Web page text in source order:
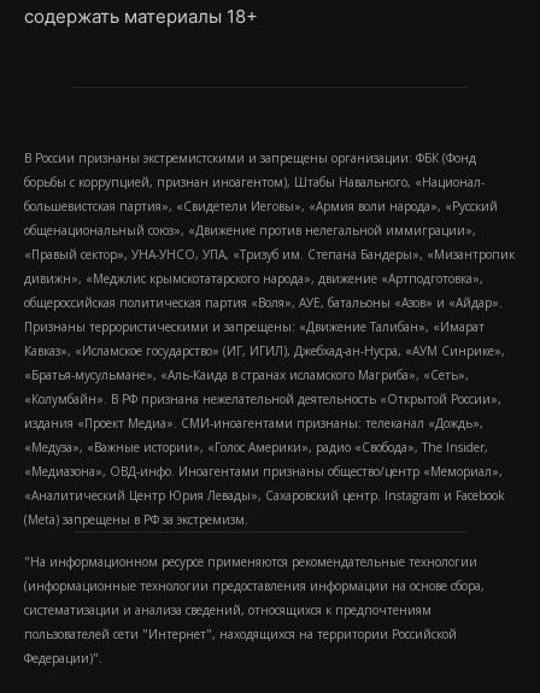
содержать материалы 18+
В России признаны экстремистскими и запрещены организации: ФБК (Фонд
борьбы с коррупцией, признан иноагентом), Штабы Навального, «Национал-
большевистская партия», «Свидетели Иеговы», «Армия воли народа», «Русский
общенациональный союз», «Движение против нелегальной иммиграции»,
«Правый сектор», УНА-УНСО, УПА, «Тризуб им. Степана Бандеры», «Мизантропик
дивижн», «Меджлис крымскотатарского народа», движение «Артподготовка»,
общероссийская политическая партия «Воля», АУЕ, батальоны «Азов» и «Айдар».
Признаны террористическими и запрещены: «Движение Талибан», «Имарат
Кавказ», «Исламское государство» (ИГ, ИГИЛ), Джебхад-ан-Нусра, «АУМ Синрике»,
«Братья-мусульмане», «Аль-Каида в странах исламского Магриба», «Сеть»,
«Колумбайн». В РФ признана нежелательной деятельность «Открытой России»,
издания «Проект Медиа». СМИ-иноагентами признаны: телеканал «Дождь»,
«Медуза», «Важные истории», «Голос Америки», радио «Свобода», The Insider,
«Медиазона», ОВД-инфо. Иноагентами признаны общество/центр «Мемориал»,
«Аналитический Центр Юрия Левады», Сахаровский центр. Instagram и Facebook
(Metа) запрещены в РФ за экстремизм.
"На информационном ресурсе применяются рекомендательные технологии
(информационные технологии предоставления информации на основе сбора,
систематизации и анализа сведений, относящихся к предпочтениям
пользователей сети "Интернет", находящихся на территории Российской
Федерации)".